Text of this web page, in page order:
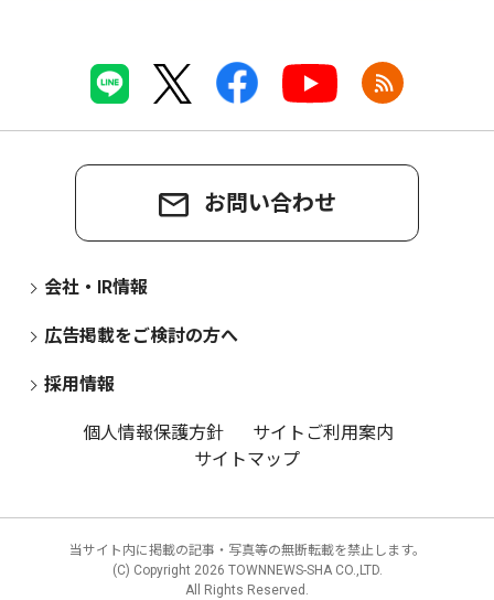
お問い合わせ
会社・IR情報
広告掲載をご検討の方へ
採用情報
個人情報保護方針
サイトご利用案内
サイトマップ
当サイト内に掲載の記事・写真等の無断転載を禁止します。
(C) Copyright 2026 TOWNNEWS-SHA CO.,LTD.
All Rights Reserved.